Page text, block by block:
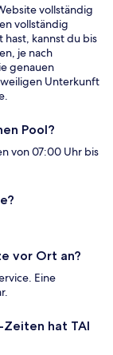
vollständig
vollständig
kannst du bis
je nach
genauen
Unterkunft
Pool?
von 07:00 Uhr bis
vor Ort an?
Eine
hat TAI